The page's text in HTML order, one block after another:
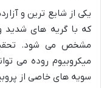
یکی از شایع ترین و
که با گریه های شدید
مشخص می شود.
میکروبیوم روده می
سویه های خاصی از